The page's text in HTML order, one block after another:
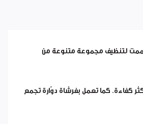
لتنظيف مجموعة متنوعة من
كفاءة. كما تعمل بفرشاة دوّارة تجمع